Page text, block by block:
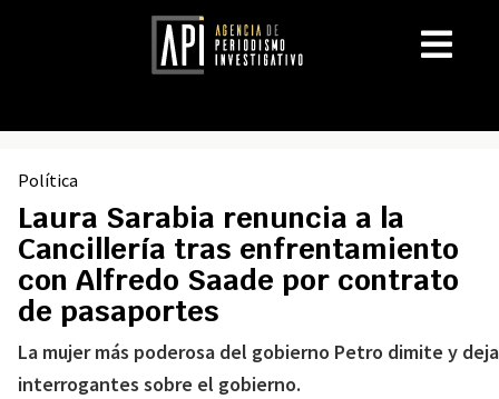
Política
Laura Sarabia renuncia a la
Cancillería tras enfrentamiento
con Alfredo Saade por contrato
de pasaportes
La mujer más poderosa del gobierno Petro dimite y deja
interrogantes sobre el gobierno.